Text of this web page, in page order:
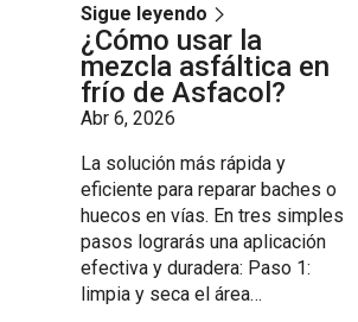
Sigue leyendo
¿Cómo usar la
mezcla asfáltica en
frío de Asfacol?
Abr 6, 2026
La solución más rápida y
eficiente para reparar baches o
huecos en vías. En tres simples
pasos lograrás una aplicación
efectiva y duradera: Paso 1:
limpia y seca el área…